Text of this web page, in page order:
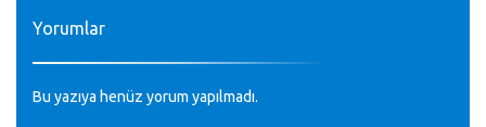
Yorumlar
Bu yazıya henüz yorum yapılmadı.